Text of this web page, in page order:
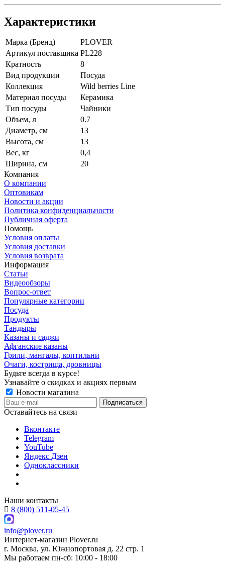
Характеристики
Марка (Бренд)
PLOVER
Артикул поставщика PL228
Кратность
8
Вид продукции
Посуда
Коллекция
Wild berries Line
Материал посуды
Керамика
Тип посуды
Чайники
Объем, л
0.7
Диаметр, см
13
Высота, см
13
Вес, кг
0,4
Ширина, см
20
Компания
О компании
Оптовикам
Новости и акции
Политика конфиденциальности
Публичная оферта
Помощь
Условия оплаты
Условия доставки
Условия возврата
Информация
Статьи
Видеообзоры
Вопрос-ответ
Популярные категории
Посуда
Продукты
Тандыры
Казаны и саджи
Афганские казаны
Грили, мангалы, коптильни
Очаги, кострища, дровницы
Будьте всегда в курсе!
Узнавайте о скидках и акциях первым
Новости магазина
Оставайтесь на связи
Вконтакте
Telegram
YouTube
Яндекс Дзен
Одноклассники
Наши контакты
8 (800) 511-05-45
info@plover.ru
Интернет-магазин Plover.ru
г. Москва, ул. Южнопортовая д. 22 стр. 1
Мы работаем пн-сб: 10:00 - 18:00